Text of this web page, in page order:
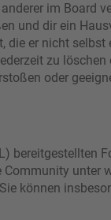
im Board
und dir ein
die er nicht
zu löschen
oder
bereitgestellten
unter
können